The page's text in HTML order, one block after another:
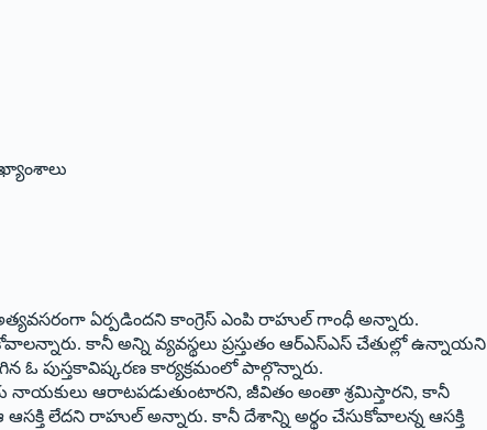
ఏర్పడిందని కాంగ్రెస్‌ ఎం‌పి రాహుల్‌ ‌గాంధీ అన్నారు.
కానీ అన్ని వ్యవస్థలు ప్రస్తుతం ఆర్‌ఎస్‌ఎస్‌ ‌చేతుల్లో ఉన్నాయని
ఓ పుస్తకావిష్కరణ కార్యక్రమంలో పాల్గొన్నారు.
ఆరాటపడుతుంటారని, జీవితం అంతా శ్రమిస్తారని, కానీ
లేదని రాహుల్‌ అన్నారు. కానీ దేశాన్ని అర్థం చేసుకోవాలన్న ఆసక్తి